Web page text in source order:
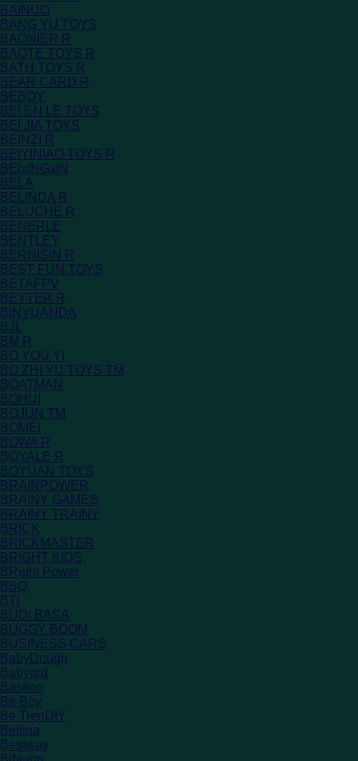
BAINUO
BANG YU TOYS
BAONIER R
BAOTE TOYS R
BATH TOYS R
BEAR CARD R
BEBOY
BEI EN LE TOYS
BEI JIA TOYS
BEINZI R
BEIYINIAO TOYS R
BEIxINGxIN
BELA
BELINDA R
BELUCHE R
BENERLE
BENTLEY
BERNISIN R
BEST FUN TOYS
BETAFPV
BEYTER R
BINYUANDA
BJL
BM R
BO YOU YI
BO ZHI YU TOYS TM
BOATMAN
BOHUI
BOJUN TM
BOMEI
BOWA R
BOYALE R
BOYUAN TOYS
BRAINPOWER
BRAINY GAMES
BRAINY TRAINY
BRICK
BRICKMASTER
BRIGHT KIDS
BRight Power
BSQ
BTI
BUDI BASA
BUGGY BOOM
BUSINESS CARS
BabyDough
Babyard
Bastion
Be Boy
Be TrenDIY
Bellina
Bestway